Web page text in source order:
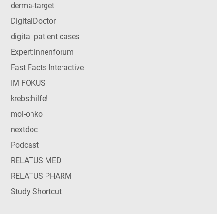
derma-target
DigitalDoctor
digital patient cases
Expert:innenforum
Fast Facts Interactive
IM FOKUS
krebs:hilfe!
mol-onko
nextdoc
Podcast
RELATUS MED
RELATUS PHARM
Study Shortcut